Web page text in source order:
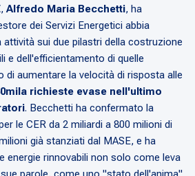
, Alfredo Maria Becchetti, ha
dei Servizi Energetici abbia
sui due pilastri della costruzione
e dell'efficientamento di quelle
di aumentare la velocità di risposta alle
richieste evase nell'ultimo
. Becchetti ha confermato la
le CER da 2 miliardi a 800 milioni di
già stanziati dal MASE, e ha
energie rinnovabili non solo come leva